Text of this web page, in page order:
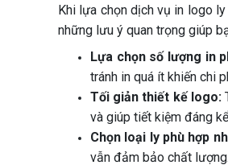
Khi lựa chọn dịch vụ in logo
những lưu ý quan trọng giúp
Lựa chọn số lượng in
tránh in quá ít khiến chi
Tối giản thiết kế logo:
và giúp tiết kiệm đáng
Chọn loại ly phù hợp
vẫn đảm bảo chất lượng.